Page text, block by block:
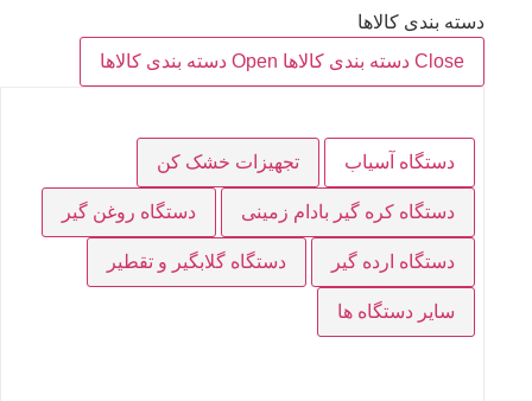
دسته بندی کالاها
Close دسته بندی کالاها
Open دسته بندی کالاها
دستگاه آسیاب تجهیزات خشک کن
دستگاه کره گیر بادام زمینی دستگاه روغن گیر
دستگاه ارده گیر دستگاه گلابگیر و تقطیر
سایر دستگاه ها